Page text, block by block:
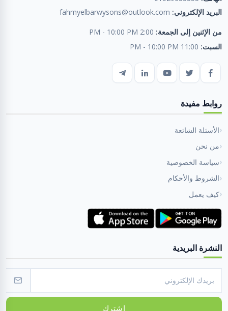
البريد الإلكتروني: fahmyelbarwysons@outlook.com
من الإثنين إلى الجمعة: 2:00 PM - 10:00 PM
السبت: 11:00 PM - 10:00 PM
روابط مفيدة
الأسئلة الشائعة
من نحن
سياسة الخصوصية
الشروط والأحكام
كيف يعمل
النشرة البريدية
اشترك